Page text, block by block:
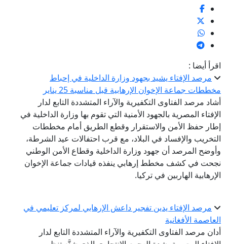
اقرأ أيضا :
مرصد الإفتاء يشيد بجهود وزارة الداخلية في إحباط
مخططات جماعة الإخوان الإرهابية قبل مناسبة 25 يناير
أشاد مرصد الفتاوى التكفيرية والآراء المتشددة التابع لدار
الإفتاء المصرية بالجهود الأمنية التي تقوم بها وزارة الداخلية في
إطار حفظ الأمن والاستقرار وقطع الطريق أمام مخططات
التخريب والإفساد في البلاد، مع قرب احتفالات عيد الشرطة،
وأوضح المرصد أن جهود وزارة الداخلية وقطاع الأمن الوطني
نجحت في كشف مخطط إرهابي ينفذه قيادات جماعة الإخوان
الإرهابية الهاربين في تركيا.
مرصد الإفتاء يدين تفجير داعش الإرهابي لمركز تعليمي في
العاصمة الأفغانية
أدان مرصد الفتاوى التكفيرية والآراء المتشددة التابع لدار